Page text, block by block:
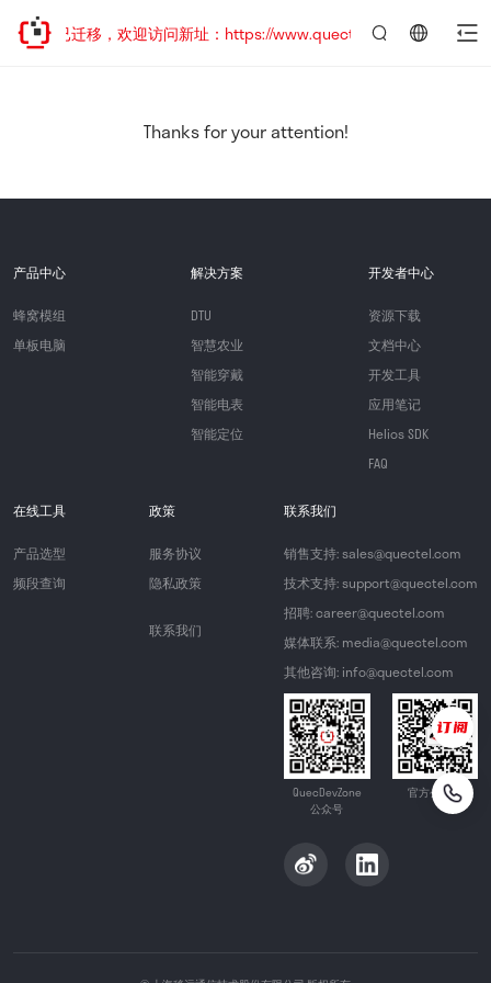
站地址已迁移，欢迎访问新址：https://www.quectel.com.cn
Thanks for your attention!
产品中心
蜂窝模组
单板电脑
解决方案
DTU
智慧农业
智能穿戴
智能电表
智能定位
开发者中心
资源下载
文档中心
开发工具
应用笔记
Helios SDK
FAQ
在线工具
产品选型
频段查询
政策
服务协议
隐私政策
联系我们
联系我们
销售支持: sales@quectel.com
技术支持: support@quectel.com
招聘: career@quectel.com
媒体联系: media@quectel.com
其他咨询: info@quectel.com
QuecDevZone
公众号
官方公众号